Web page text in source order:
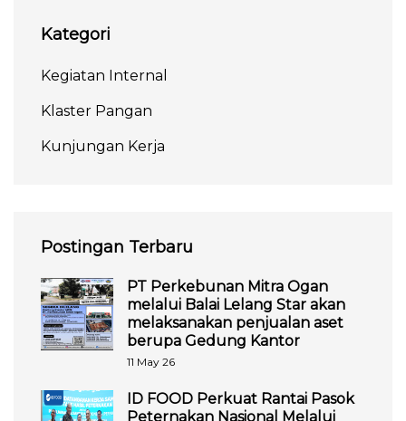
Kategori
Kegiatan Internal
Klaster Pangan
Kunjungan Kerja
Postingan Terbaru
PT Perkebunan Mitra Ogan
melalui Balai Lelang Star akan
melaksanakan penjualan aset
berupa Gedung Kantor
11 May 26
ID FOOD Perkuat Rantai Pasok
Peternakan Nasional Melalui